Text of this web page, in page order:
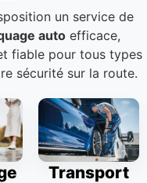
un service de
auto efficace,
fiable pour tous types
sécurité sur la route.
Transport